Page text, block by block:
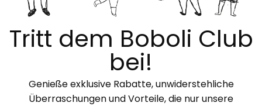
Tritt dem Boboli Club
bei!
Genieße exklusive Rabatte, unwiderstehliche
Überraschungen und Vorteile, die nur unsere